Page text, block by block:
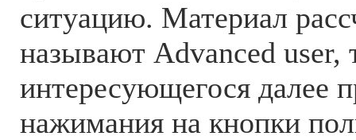
ситуацию. Материал
называют Advanced user,
интересующегося далее
нажимания на кнопки